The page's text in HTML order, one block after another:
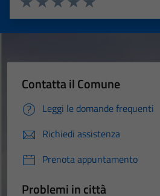
Valuta 5 stelle su 5
Valuta 4 stelle su 5
Valuta 3 stelle su 5
Valuta 2 stelle su 5
Valuta 1 stelle su 5
Contatta il Comune
Leggi le domande frequenti
Richiedi assistenza
Prenota appuntamento
Problemi in città